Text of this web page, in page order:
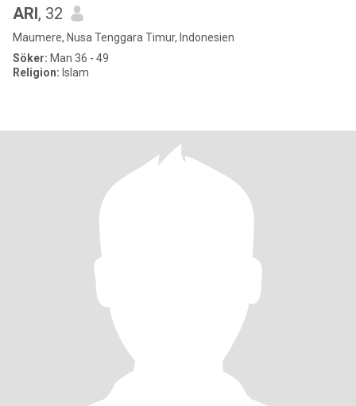
ARI, 32
Maumere, Nusa Tenggara Timur, Indonesien
Söker: Man 36 - 49
Religion: Islam